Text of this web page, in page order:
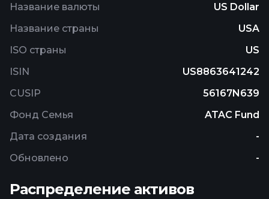
Название валюты
US Dollar
Название страны
USA
ISO страны
US
ISIN
US8863641242
CUSIP
56167N639
Фонд Семья
ATAC Fund
Дата создания
-
Обновлено
-
Распределение активов